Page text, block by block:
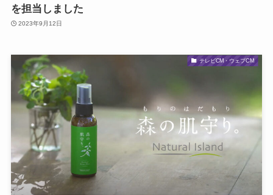
を担当しました
2023年9月12日
テレビCM・ウェブCM